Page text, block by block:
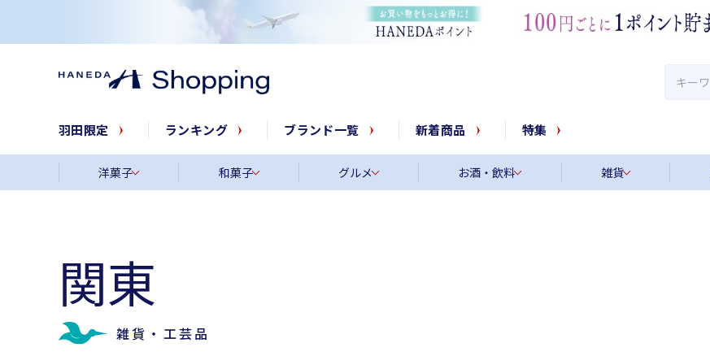
羽田限定 ランキング ブランド一覧 新着商品 特集
洋菓子 和菓子 グルメ お酒・飲料 雑貨
関東
雑貨・工芸品